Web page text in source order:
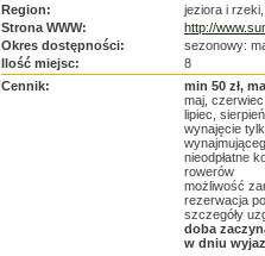
Region:
jeziora i
Strona WWW:
http://
Okres dostępności:
sezonowy:
Ilość miejsc:
8
Cennik:
min 50 zł,
maj,
lipiec,
wynajęcie
nieodpłatne
rowerów
możliwość
rezerwacja
szczegóły
doba
w dniu